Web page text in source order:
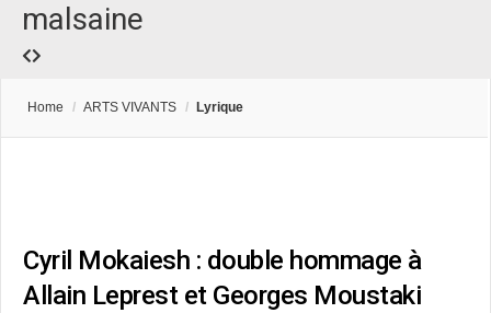
malsaine
Home / ARTS VIVANTS / Lyrique
Cyril Mokaiesh : double hommage à
Allain Leprest et Georges Moustaki